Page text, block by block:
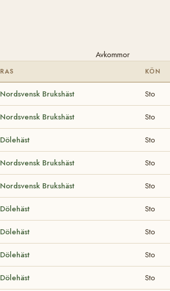
Avkommor
RAS KÖN
Nordsvensk Brukshäst Sto
Nordsvensk Brukshäst Sto
Dölehäst Sto
Nordsvensk Brukshäst Sto
Nordsvensk Brukshäst Sto
Dölehäst Sto
Dölehäst Sto
Dölehäst Sto
Dölehäst Sto